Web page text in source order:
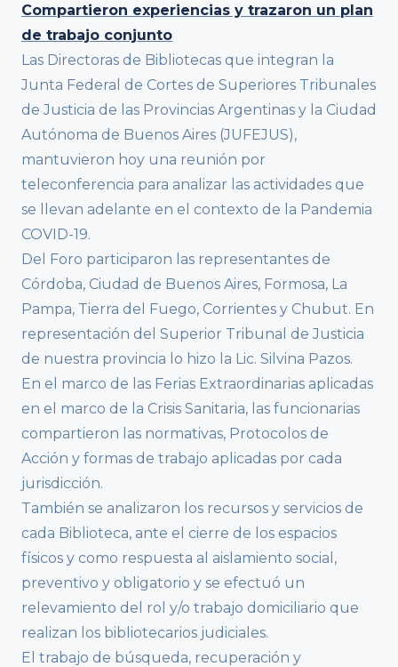
Compartieron experiencias y trazaron un plan
de trabajo conjunto
Las Directoras de Bibliotecas que integran la
Junta Federal de Cortes de Superiores Tribunales
de Justicia de las Provincias Argentinas y la Ciudad
Autónoma de Buenos Aires (JUFEJUS),
mantuvieron hoy una reunión por
teleconferencia para analizar las actividades que
se llevan adelante en el contexto de la Pandemia
COVID-19.
Del Foro participaron las representantes de
Córdoba, Ciudad de Buenos Aires, Formosa, La
Pampa, Tierra del Fuego, Corrientes y Chubut. En
representación del Superior Tribunal de Justicia
de nuestra provincia lo hizo la Lic. Silvina Pazos.
En el marco de las Ferias Extraordinarias aplicadas
en el marco de la Crisis Sanitaria, las funcionarias
compartieron las normativas, Protocolos de
Acción y formas de trabajo aplicadas por cada
jurisdicción.
También se analizaron los recursos y servicios de
cada Biblioteca, ante el cierre de los espacios
físicos y como respuesta al aislamiento social,
preventivo y obligatorio y se efectuó un
relevamiento del rol y/o trabajo domiciliario que
realizan los bibliotecarios judiciales.
El trabajo de búsqueda, recuperación y